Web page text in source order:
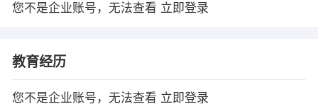
您不是企业账号，无法查看 立即登录
教育经历
您不是企业账号，无法查看 立即登录